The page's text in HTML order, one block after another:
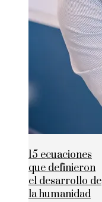
15 ecuaciones
que definieron
el desarrollo de
la humanidad